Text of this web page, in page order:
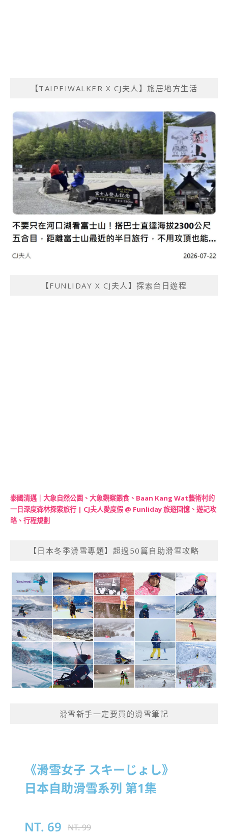
【TAIPEIWALKER X CJ夫人】旅居地方生活
【FUNLIDAY X CJ夫人】探索台日遊程
泰國清邁｜大象自然公園、大象觀察餵食、Baan Kang Wat藝術村的
一日深度森林探索旅行 | CJ夫人愛度假 @ Funliday 旅遊回憶、遊記攻
略、行程規劃
【日本冬季滑雪專題】超過50篇自助滑雪攻略
滑雪新手一定要買的滑雪筆記